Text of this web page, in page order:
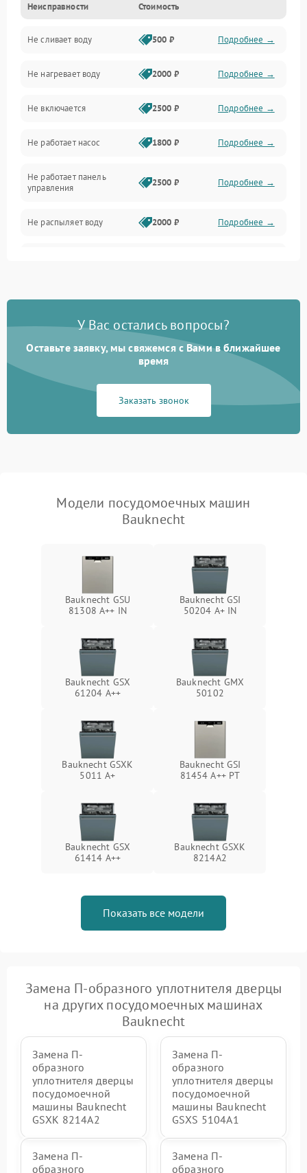
Управление
Электропитание
Датчики
Нагрев
Вода
Гигиена
Программное обеспечение
Неисправности Стоимость
Не сливает воду 500 ₽ Подробнее →
Не нагревает воду 2000 ₽ Подробнее →
Не включается 2500 ₽ Подробнее →
Не работает насос 1800 ₽ Подробнее →
Не работает панель
управления
2500 ₽ Подробнее →
Не распыляет воду 2000 ₽ Подробнее →
Проблемы с набором
Не работает сушилка 2100 ₽ Подробнее →
Сбои в работе таймера 1700 ₽
У Вас остались вопросы?
Оставьте заявку, мы свяжемся с Вами в ближайшее
время
Заказать звонок
Модели посудомоечных машин
Bauknecht
Bauknecht GSU
81308 A++ IN
Bauknecht GSI
50204 A+ IN
Bauknecht GSX
61204 A++
Bauknecht GMX
50102
Bauknecht GSXK
5011 A+
Bauknecht GSI
81454 A++ PT
Bauknecht GSX
61414 A++
Bauknecht GSXK
8214A2
Показать все модели
Замена П-образного уплотнителя дверцы
на других посудомоечных машинах
Bauknecht
Замена П-
образного
уплотнителя дверцы
посудомоечной
машины Bauknecht
GSXK 8214A2
Замена П-
образного
уплотнителя дверцы
посудомоечной
машины Bauknecht
GSXS 5104A1
Замена П-
образного
Замена П-
образного